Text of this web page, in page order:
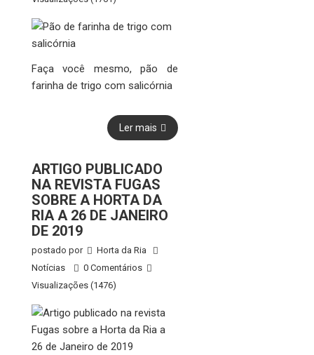
Faça você mesmo, pão de
farinha de trigo com salicórnia
Ler mais
ARTIGO PUBLICADO
NA REVISTA FUGAS
SOBRE A HORTA DA
RIA A 26 DE JANEIRO
DE 2019
postado por
Horta da Ria
Notícias
0 Comentários
Visualizações (1476)